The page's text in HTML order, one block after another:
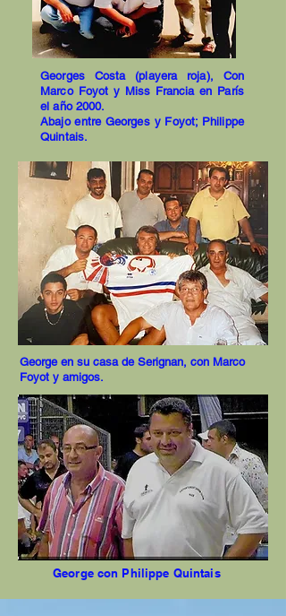
Georges Costa (playera roja), Con
Marco Foyot y Miss Francia en París
el año 2000.
Abajo entre Georges y Foyot; Philippe
Quintais.
George en su casa de Serignan, con Marco
Foyot y amigos.
George con Philippe Quintais